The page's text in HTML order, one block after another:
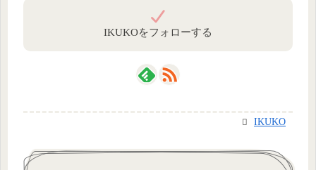
IKUKOをフォローする
IKUKO